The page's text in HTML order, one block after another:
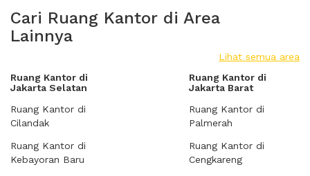
Cari Ruang Kantor di Area
Lainnya
Lihat semua area
Ruang Kantor di
Jakarta Selatan
Ruang Kantor di
Cilandak
Ruang Kantor di
Kebayoran Baru
Ruang Kantor di
Jakarta Barat
Ruang Kantor di
Palmerah
Ruang Kantor di
Cengkareng